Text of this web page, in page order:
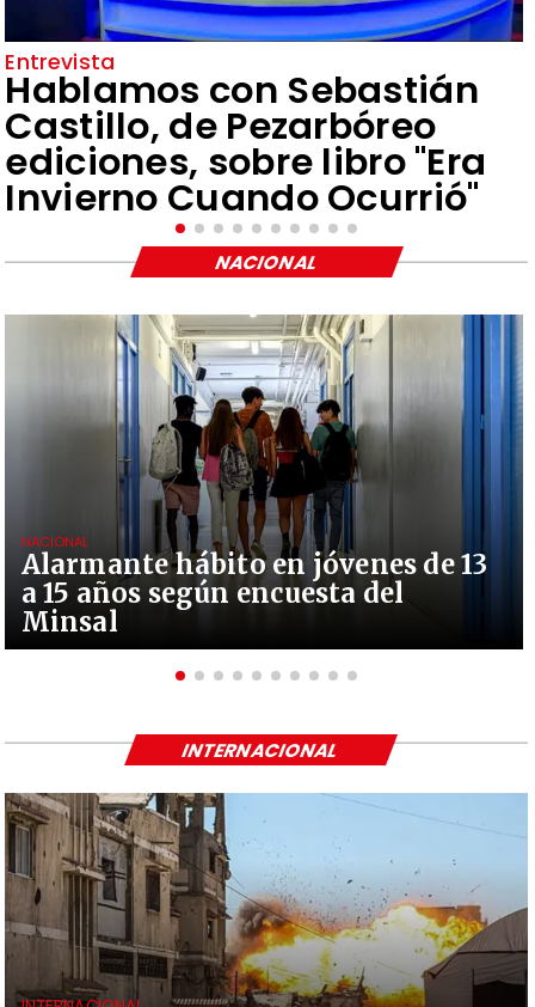
Entrevista
Hablamos con Sebastián
Castillo, de Pezarbóreo
ediciones, sobre libro "Era
Invierno Cuando Ocurrió"
Alarmante hábito en jóvenes de 13
a 15 años según encuesta del
Minsal
NACIONAL
NACIONAL
INTERNACIONAL